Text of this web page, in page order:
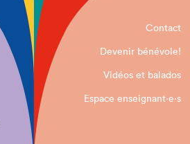
Contact
Devenir bénévole!
Vidéos et balados
Espace enseignant·e⋅s